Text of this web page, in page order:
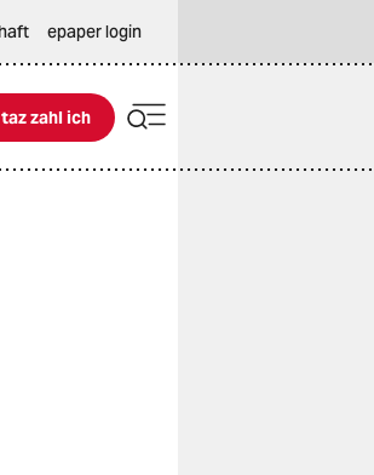
epaper login
ich
taz zahl ich